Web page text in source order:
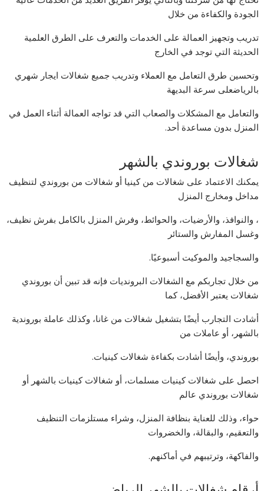
الجودة والكفاءة من خلال
تدريب وتجهيز العمالة على الخدمات والتعرف على الطرق العلمية
الحديثة التي توجد في الخارج
وتحسين طرق التعامل مع العملاء وتدريب جميع شغالات ايجار شهري
بالرياضعلى سرعة البديهة
والتعامل مع المشكلات والصعاب التي قد تواجه العمالة أثناء العمل في
المنزل بدون مساعدة أحد.
شغالات بوروندي بالشهر
يمكنك الاعتماد على شغالات من كينيا أو شغالات من بوروندي لتنظيف
مداخل ومخارج المنزل
، والنوافذ، والأرضيات، والحوائط، وفرش المنزل بالكامل بفرش نظيف،
وغسل المفارش والستائر
والسجاجيد والموكيت أسبوعيًا.
من خلال تجاربكم مع الشغالات البرونديات فإنه قد تبين أن بوروندي
شغالات يعتبر الأفضل، كما
أشادت التجارب أيضًا بتشغيل شغالات من غانا، وكذلك عاملة بوروندية
بالشهر، أو عاملات من
بوروندي، وأيضًا أشادت بكفاءة شغالات كينيات.
احصل على شغالات كينيات مسلمات، أو شغالات كينيات بالشهر أو
شغالات بوروندي عالم
حواء، وذلك للعناية بنظافة المنزل، وشراء مستلزمات التنظيف
والتعقيم، والبقالة، والخضروات
والفاكهة، وترتيبهم في أماكنهم.